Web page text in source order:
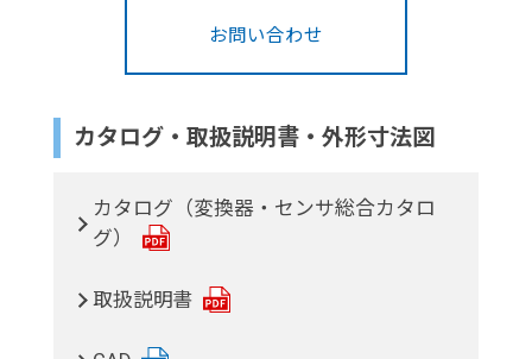
お問い合わせ
カタログ・取扱説明書・外形寸法図
カタログ（変換器・センサ総合カタロ
グ）
取扱説明書